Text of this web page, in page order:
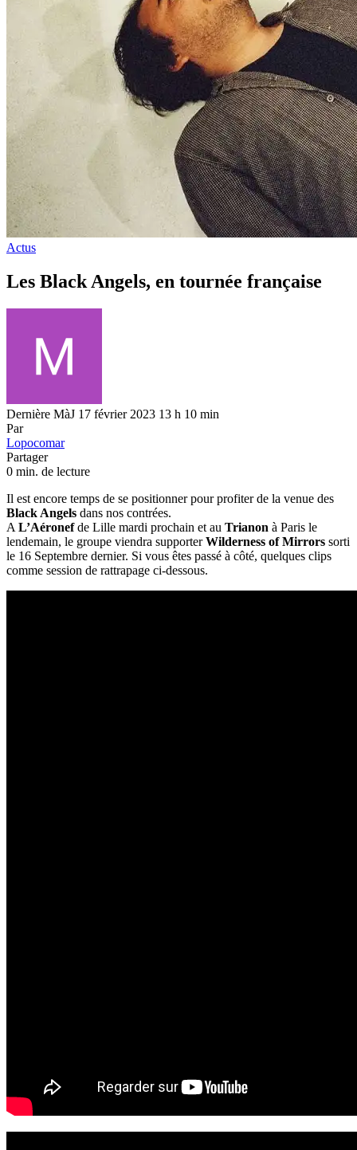
Actus
Les Black Angels, en tournée française
Dernière MàJ 17 février 2023 13 h 10 min
Par
Lopocomar
Partager
0 min. de lecture
Il est encore temps de se positionner pour profiter de la venue des
Black Angels dans nos contrées.
A L’Aéronefde Lille mardi prochain et au Trianon à Paris le
lendemain, le groupe viendra supporterWilderness of Mirrors sorti
le 16 Septembre dernier. Si vous êtes passé à côté, quelques clips
comme session de rattrapage ci-dessous.